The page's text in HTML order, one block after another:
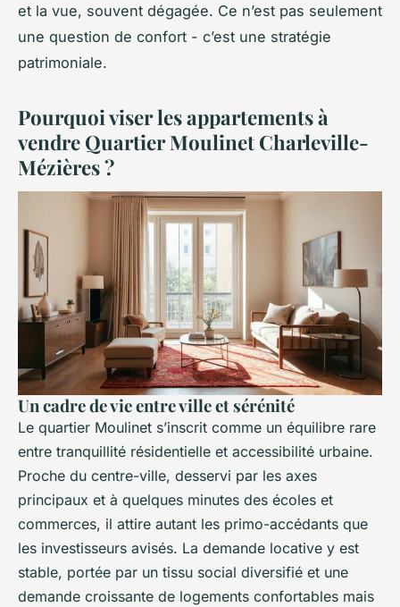
et la vue, souvent dégagée. Ce n’est pas seulement
une question de confort - c’est une stratégie
patrimoniale.
Pourquoi viser les appartements à
vendre Quartier Moulinet Charleville-
Mézières ?
Un cadre de vie entre ville et sérénité
Le quartier Moulinet s’inscrit comme un équilibre rare
entre tranquillité résidentielle et accessibilité urbaine.
Proche du centre-ville, desservi par les axes
principaux et à quelques minutes des écoles et
commerces, il attire autant les primo-accédants que
les investisseurs avisés. La demande locative y est
stable, portée par un tissu social diversifié et une
demande croissante de logements confortables mais